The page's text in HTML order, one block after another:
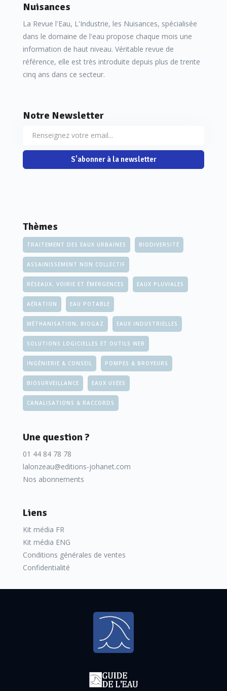
Nuisances
La Revue l'Eau, L'Industrie, les Nuisances, spécialisée
dans le domaine de l'eau propose chaque mois une
information de haut niveau. Véritable revue de
référence, elle est très introduite depuis plus de trente
cinq ans dans ce secteur.
Notre Newsletter
S'abonner à la newsletter
Thèmes
TRAITEMENT DES EAUX URBAINES BIODIVERSITÉ
ASSAINISSEMENT NON COLLECTIF
RÉSEAUX, VOIRIE ET ÉMERGENCES EAUX PLUVIALES
AÉRATION EAU POTABLE
MÉTHANISATION, BIOGAZ EAUX INDUSTRIELLES
SOLUTIONS LOGICIELLES ET OUTILS WEB
INGÉNIERIE & CONSEIL POMPES & BROYEURS
BIOSURVEILLANCE EAUX USÉES
CANALISATIONS & RACCORDS
Une question ?
01 44 84 78 78
lalonzeau@editions-johanet.com
Nos abonnements
Liens
Kit média FR
Kit média ENG
Conditions générales de ventes
Confidentialité